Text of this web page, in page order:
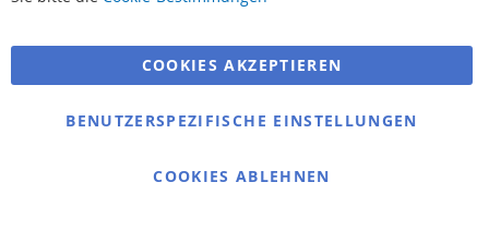
Bestellungen und Rücksendungen
Kontaktieren Sie uns
Cookie Einstellungen
COOKIES AKZEPTIEREN
BENUTZERSPEZIFISCHE EINSTELLUNGEN
COOKIES ABLEHNEN